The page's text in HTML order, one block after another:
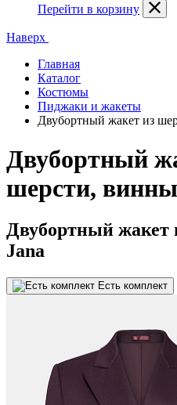
Перейти в корзину
Наверх
Главная
Каталог
Костюмы
Пиджаки и жакеты
Двубортный жакет из
Двубортный
шерсти,
Двубортный
Jana
Есть комплект